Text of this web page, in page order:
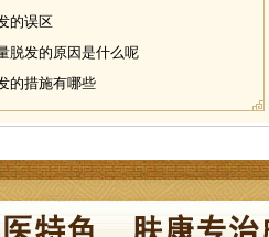
的误区
脱发的原因是什么呢
的措施有哪些